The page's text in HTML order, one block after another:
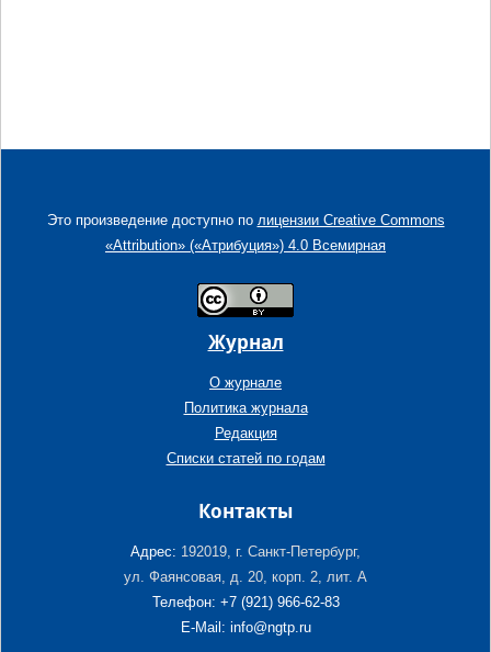
Это произведение доступно по лицензии Creative Commons
«Attribution» («Атрибуция») 4.0 Всемирная
Журнал
О журнале
Политика журнала
Редакция
Списки статей по годам
Контакты
Адрес: 192019, г. Санкт-Петербург,
ул. Фаянсовая, д. 20, корп. 2, лит. А
Телефон: +7 (921) 966-62-83
E-Mail: info@ngtp.ru